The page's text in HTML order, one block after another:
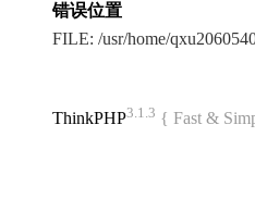
错误位置
FILE: /usr/home/
ThinkPHP3.1.3 { Fast &